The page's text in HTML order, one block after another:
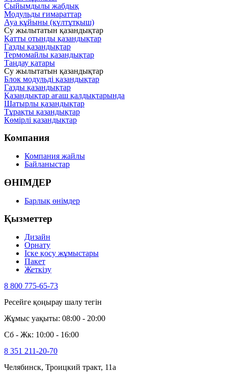
Сыйымдылы жабдық
Модульды ғимараттар
Ауа құйыны (күлтұтқыш)
Су жылытатын қазандықтар
Қатты отынды қазандықтар
Газды қазандықтар
Термомайлы қазандықтар
Таңдау қатары
Су жылытатын қазандықтар
Блок модульді қазандықтар
Газды қазандықтар
Қазандықтар ағаш қалдықтарында
Шатырлы қазандықтар
Тұрақты қазандықтар
Көмірлі қазандықтар
Компания
Компания жайлы
Байланыстар
ӨНІМДЕР
Барлық өнімдер
Қызметтер
Дизайн
Орнату
Іске қосу жұмыстары
Пакет
Жеткізу
8 800 775-65-73
Ресейге қоңырау шалу тегін
Жұмыс уақыты: 08:00 - 20:00
Сб - Жк: 10:00 - 16:00
8 351 211-20-70
Челябинск, Троицкий тракт, 11а